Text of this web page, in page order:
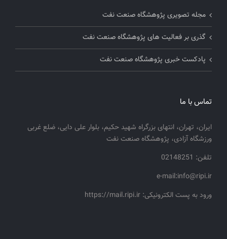
مجله تصویری پژوهشگاه صنعت نفت
گذری بر فعالیت های پژوهشگاه صنعت نفت
پادکست خبری پژوهشگاه صنعت نفت
تماس با ما
ایران، تهران، انتهای بزرگراه شهید حکیم، بلوار علی دایی، ضلع غربی
ورزشگاه آزادی، پژوهشگاه صنعت نفت
تلفن: 02148251
e-mail:info@ripi.ir
ورود به پست الکترونیکی: https://mail.ripi.ir